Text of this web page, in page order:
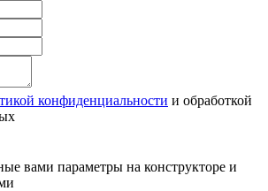
конфиденциальности и обработкой
вами параметры на конструкторе и